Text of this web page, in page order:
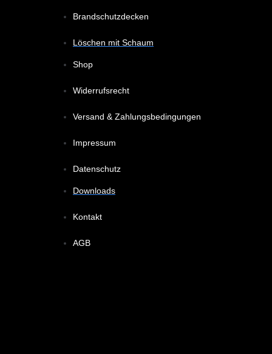
Brandschutzdecken
Löschen mit Schaum
Shop
Widerrufsrecht
Versand & Zahlungsbedingungen
Impressum
Datenschutz
Downloads
Kontakt
AGB